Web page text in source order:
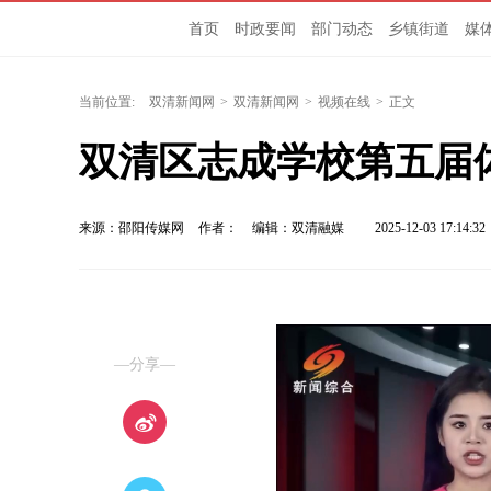
首页 时政要闻 部门动态 乡镇街道 媒
当前位置: 双清新闻网 > 双清新闻网 > 视频在线 > 正文
双清区志成学校第五届
来源：邵阳传媒网 作者： 编辑：双清融媒 2025-12-03 17:14:32
—分享—